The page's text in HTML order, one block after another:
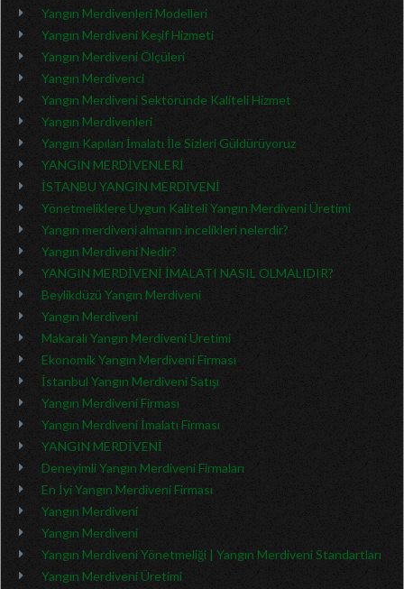
Yangın Merdivenleri Modelleri
Yangın Merdiveni Keşif Hizmeti
Yangın Merdiveni Ölçüleri
Yangın Merdivenci
Yangın Merdiveni Sektöründe Kaliteli Hizmet
Yangın Merdivenleri
Yangın Kapıları İmalatı İle Sizleri Güldürüyoruz
YANGIN MERDİVENLERİ
İSTANBU YANGIN MERDİVENİ
Yönetmeliklere Uygun Kaliteli Yangın Merdiveni Üretimi
Yangın merdiveni almanın incelikleri nelerdir?
Yangın Merdiveni Nedir?
YANGIN MERDİVENİ İMALATI NASIL OLMALIDIR?
Beylikdüzü Yangın Merdiveni
Yangın Merdiveni
Makaralı Yangın Merdiveni Üretimi
Ekonomik Yangın Merdiveni Firması
İstanbul Yangın Merdiveni Satışı
Yangın Merdiveni Firması
Yangın Merdiveni İmalatı Firması
YANGIN MERDİVENİ
Deneyimli Yangın Merdiveni Firmaları
En İyi Yangın Merdiveni Firması
Yangın Merdiveni
Yangın Merdiveni
Yangın Merdiveni Yönetmeliği | Yangın Merdiveni Standartları
Yangın Merdiveni Üretimi